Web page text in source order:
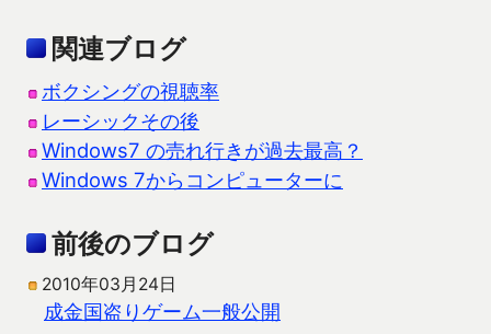
関連ブログ
ボクシングの視聴率
レーシックその後
Windows7 の売れ行きが過去最高？
Windows 7からコンピューターに
前後のブログ
2010年03月24日
成金国盗りゲーム一般公開